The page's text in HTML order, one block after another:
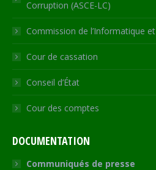
Corruption (ASCE-LC)
Commission de l’Informatique
Cour de cassation
Conseil d’État
Cour des comptes
DOCUMENTATION
Communiqués de presse